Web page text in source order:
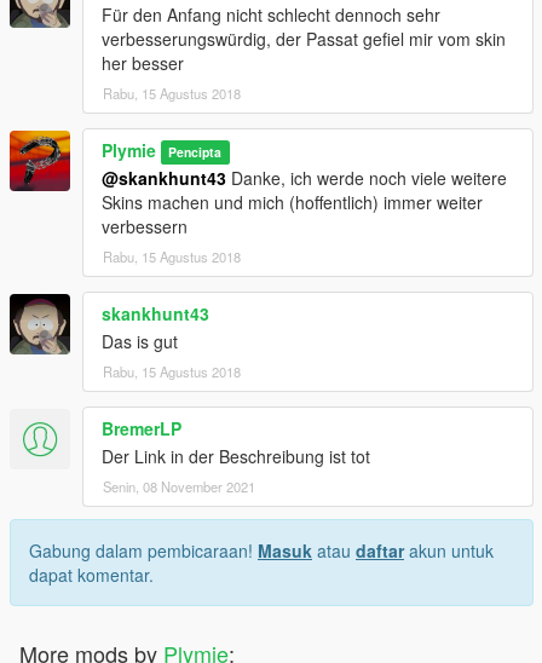
Für den Anfang nicht schlecht dennoch sehr
verbesserungswürdig, der Passat gefiel mir vom skin
her besser
Rabu, 15 Agustus 2018
Plymie Pencipta
@skankhunt43 Danke, ich werde noch viele weitere
Skins machen und mich (hoffentlich) immer weiter
verbessern
Rabu, 15 Agustus 2018
skankhunt43
Das is gut
Rabu, 15 Agustus 2018
BremerLP
Der Link in der Beschreibung ist tot
Senin, 08 November 2021
Gabung dalam pembicaraan! Masuk atau daftarakun untuk
dapat komentar.
More mods by Plymie: